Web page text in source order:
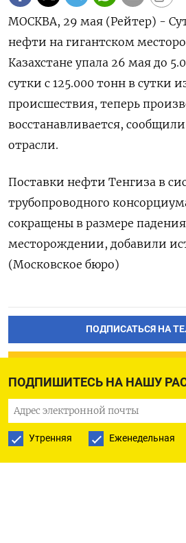
ПОДПИШИТЕСЬ НА НАШУ
Утренняя Еженедельная
МОСКВА, 29 мая (Рейтер) -
‌нефти на гигантском
Казахстане ⁠упала ‌26 мая ‌до
сутки ‌с 125.000 ​тонн в ‌сутки
происшествия, теперь
восстанавливается,
отрасли.
Поставки нефти Тенгиза в
трубопроводного
⁠сокращены в ‌размере
месторождении, ​добавили
(Московское ‌бюро)
ПОДПИСАТЬСЯ НА